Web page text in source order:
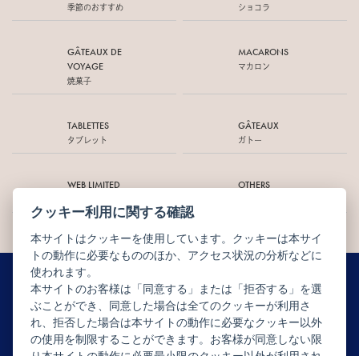
季節のおすすめ ショコラ
GÂTEAUX DE
VOYAGE
焼菓子
MACARONS
マカロン
TABLETTES
タブレット
GÂTEAUX
ガトー
WEB LIMITED OTHERS
ニュースレター配信登録はこちら
クッキー利用に関する確認
本サイトはクッキーを使用しています。クッキーは本サイ
トの動作に必要なもののほか、アクセス状況の分析などに
使われます。
本サイトのお客様は「同意する」または「拒否する」を選
ぶことができ、同意した場合は全てのクッキーが利用さ
れ、拒否した場合は本サイトの動作に必要なクッキー以外
の使用を制限することができます。お客様が同意しない限